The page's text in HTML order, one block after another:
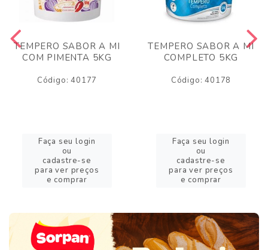
TEMPERO SABOR A MI
COM PIMENTA 5KG
Código: 40177
Faça seu login
ou
cadastre-se
para ver preços
e comprar
TEMPERO SABOR A MI
COMPLETO 5KG
Código: 40178
Faça seu login
ou
cadastre-se
para ver preços
e comprar